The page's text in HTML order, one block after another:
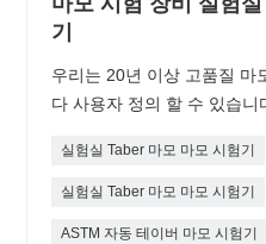
기
우리는 20년 이상 고품질 마
다 사용자 정의 할 수 있습니
실험실 Taber 마모 마모 시험기
실험실 Taber 마모 마모 시험기
ASTM 자동 테이버 마모 시험기